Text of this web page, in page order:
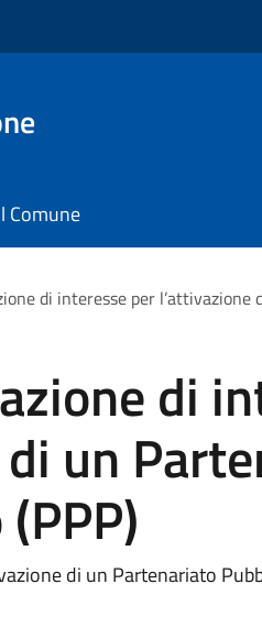
Comune
di interesse per l’attivazione
di
un
di un Partenariato